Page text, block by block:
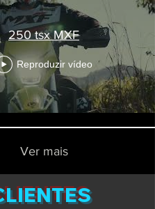
250 tsx MXF
Reproduzir vídeo
Ver mais